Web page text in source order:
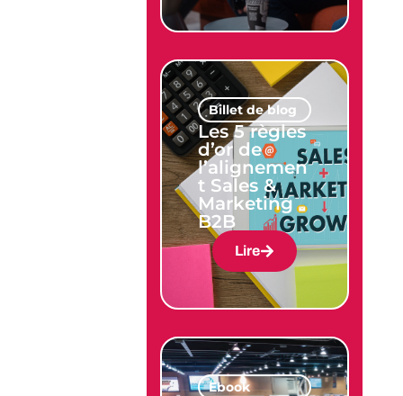
Billet de blog
Les 5 règles
d’or de
l’alignemen
t Sales &
Marketing
B2B
Lire
Ebook